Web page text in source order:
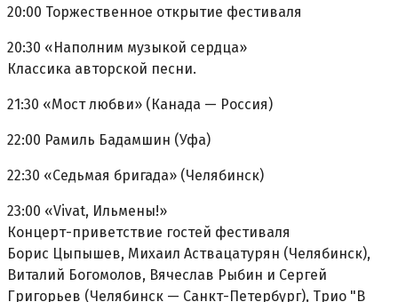
20:00 Торжественное открытие фестиваля
20:30 «Наполним музыкой сердца»
Классика авторской песни.
21:30 «Мост любви» (Канада — Россия)
22:00 Рамиль Бадамшин (Уфа)
22:30 «Седьмая бригада» (Челябинск)
23:00 «Vivat, Ильмены!»
Концерт-приветствие гостей фестиваля
Борис Цыпышев, Михаил Аствацатурян (Челябинск),
Виталий Богомолов, Вячеслав Рыбин и Сергей
Григорьев (Челябинск — Санкт-Петербург), Трио "В